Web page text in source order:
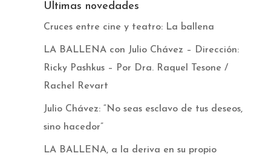
Ultimas novedades
Cruces entre cine y teatro: La ballena
LA BALLENA con Julio Chávez – Dirección:
Ricky Pashkus – Por Dra. Raquel Tesone /
Rachel Revart
Julio Chávez: “No seas esclavo de tus deseos,
sino hacedor”
LA BALLENA, a la deriva en su propio